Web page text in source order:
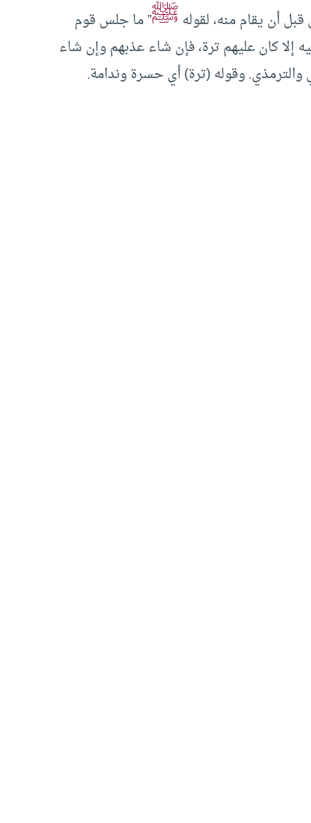
ﷺ” ما جلس قوم
إلا كان عليهم ترة، فإن شاء عذبهم وإن شاء
والترمذي. وقوله (ترة) أي حسرة وندامة.